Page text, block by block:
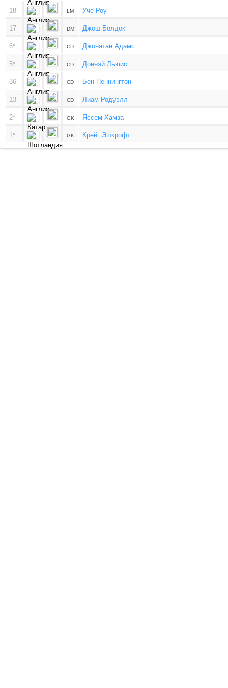
18 LM Уче Роу
17 DM Джош Болдок
6* CD Джонатан Адамс
5* CD Доннэй Льюис
36 CD Бен Пеннингтон
13 CD Лиам Родуэлл
2* GK Яссем Хамза
1* GK Крейг Эшкрофт